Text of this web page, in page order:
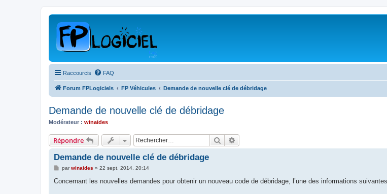
Raccourcis FAQ
Forum FPLogiciels FP Véhicules Demande de nouvelle clé de débridage
Demande de nouvelle clé de débridage
Modérateur : winaides
Répondre Rechercher
Demande de nouvelle clé de débridage
M
s
parwinaides » 22 sept. 2014, 20:14
Concernant les nouvelles demandes pour obtenir un nouveau code de débridage, l’une des informations